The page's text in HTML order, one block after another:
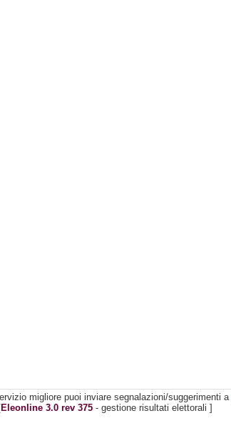
migliore puoi inviare segnalazioni/suggerimenti a
[Eleonline 3.0 rev 375- gestione risultati elettorali ]